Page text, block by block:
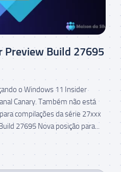
Preview Build 27695
o Windows 11 Insider
Canary. Também não está
compilações da série 27xxx
27695 Nova posição para...